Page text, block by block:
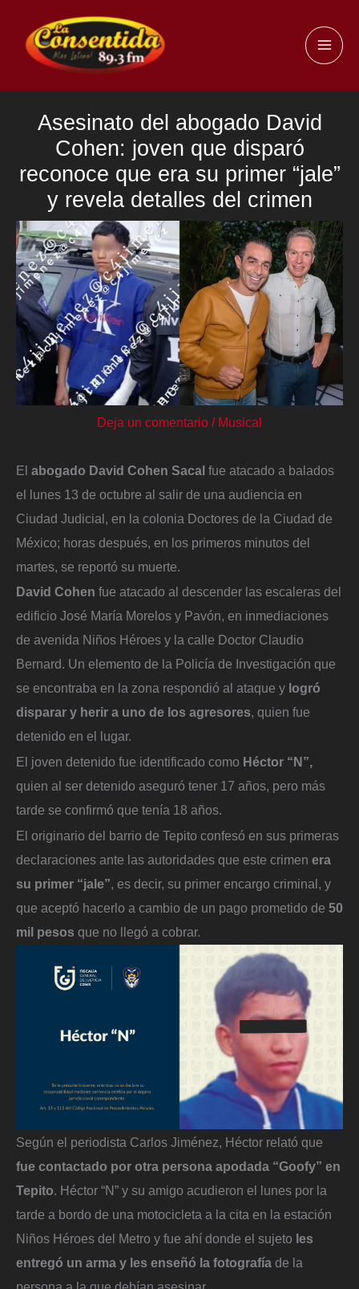
contenido
Asesinato del abogado David
Cohen: joven que disparó
reconoce que era su primer “jale”
y revela detalles del crimen
Deja un comentario / Musical
El abogado David Cohen Sacal fue atacado a balados
el lunes 13 de octubre al salir de una audiencia en
Ciudad Judicial, en la colonia Doctores de la Ciudad de
México; horas después, en los primeros minutos del
martes, se reportó su muerte.
David Cohen fue atacado al descender las escaleras del
edificio José María Morelos y Pavón, en inmediaciones
de avenida Niños Héroes y la calle Doctor Claudio
Bernard. Un elemento de la Policía de Investigación que
se encontraba en la zona respondió al ataque y logró
disparar y herir a uno de los agresores, quien fue
detenido en el lugar.
El joven detenido fue identificado como Héctor “N”,
quien al ser detenido aseguró tener 17 años, pero más
tarde se confirmó que tenía 18 años.
El originario del barrio de Tepito confesó en sus primeras
declaraciones ante las autoridades que este crimen era
su primer “jale”, es decir, su primer encargo criminal, y
que aceptó hacerlo a cambio de un pago prometido de 50
mil pesos que no llegó a cobrar.
Según el periodista Carlos Jiménez, Héctor relató que
fue contactado por otra persona apodada “Goofy” en
Tepito. Héctor “N” y su amigo acudieron el lunes por la
tarde a bordo de una motocicleta a la cita en la estación
Niños Héroes del Metro y fue ahí donde el sujeto les
entregó un arma y les enseñó la fotografía de la